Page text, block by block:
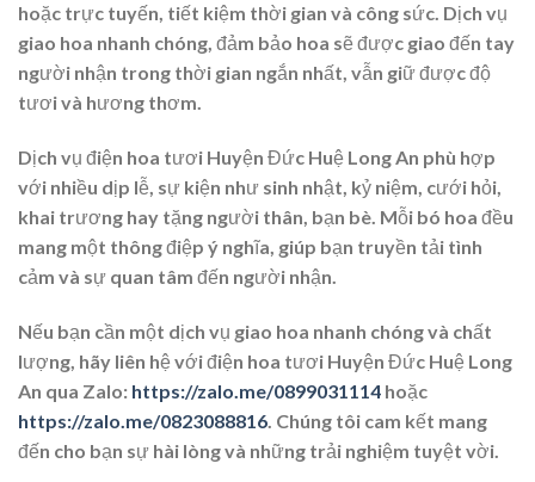
hoặc trực tuyến, tiết kiệm thời gian và công sức. Dịch vụ
giao hoa nhanh chóng, đảm bảo hoa sẽ được giao đến tay
người nhận trong thời gian ngắn nhất, vẫn giữ được độ
tươi và hương thơm.
Dịch vụ điện hoa tươi Huyện Đức Huệ Long An phù hợp
với nhiều dịp lễ, sự kiện như sinh nhật, kỷ niệm, cưới hỏi,
khai trương hay tặng người thân, bạn bè. Mỗi bó hoa đều
mang một thông điệp ý nghĩa, giúp bạn truyền tải tình
cảm và sự quan tâm đến người nhận.
Nếu bạn cần một dịch vụ giao hoa nhanh chóng và chất
lượng, hãy liên hệ với điện hoa tươi Huyện Đức Huệ Long
An qua Zalo: https://zalo.me/0899031114 hoặc
https://zalo.me/0823088816. Chúng tôi cam kết mang
đến cho bạn sự hài lòng và những trải nghiệm tuyệt vời.